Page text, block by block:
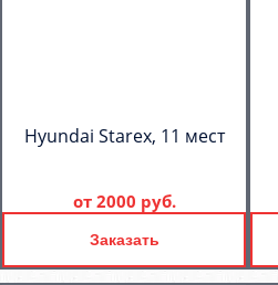
Hyundai Starex, 11 мест
от 2000 руб.
Заказать